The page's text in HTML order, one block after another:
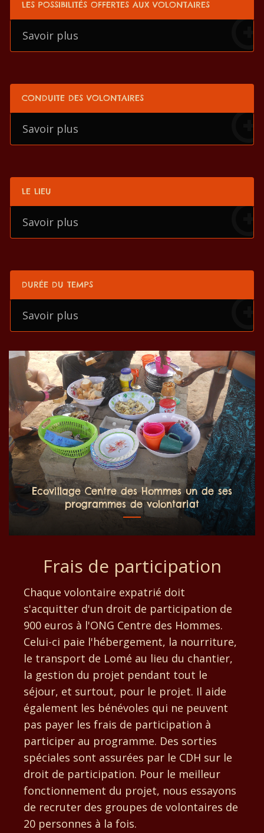
LES POSSIBILITÉS OFFERTES AUX VOLONTAIRES
Savoir plus
CONDUITE DES VOLONTAIRES
Savoir plus
LE LIEU
Savoir plus
DURÉE DU TEMPS
Savoir plus
Ecovillage Centre des Hommes un de ses
programmes de volontariat
Frais de participation
Chaque volontaire expatrié doit
s'acquitter d'un droit de participation de
900 euros à l'ONG Centre des Hommes.
Celui-ci paie l'hébergement, la nourriture,
le transport de Lomé au lieu du chantier,
la gestion du projet pendant tout le
séjour, et surtout, pour le projet. Il aide
également les bénévoles qui ne peuvent
pas payer les frais de participation à
participer au programme. Des sorties
spéciales sont assurées par le CDH sur le
droit de participation. Pour le meilleur
fonctionnement du projet, nous essayons
de recruter des groupes de volontaires de
20 personnes à la fois.